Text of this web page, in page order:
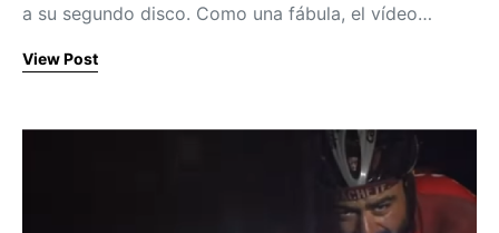
a su segundo disco. Como una fábula, el vídeo…
View Post